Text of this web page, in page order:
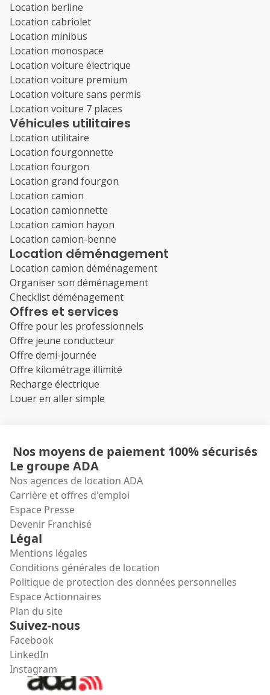
Location berline
Location cabriolet
Location minibus
Location monospace
Location voiture électrique
Location voiture premium
Location voiture sans permis
Location voiture 7 places
Véhicules utilitaires
Location utilitaire
Location fourgonnette
Location fourgon
Location grand fourgon
Location camion
Location camionnette
Location camion hayon
Location camion-benne
Location déménagement
Location camion déménagement
Organiser son déménagement
Checklist déménagement
Offres et services
Offre pour les professionnels
Offre jeune conducteur
Offre demi-journée
Offre kilométrage illimité
Recharge électrique
Louer en aller simple
Nos moyens de paiement 100% sécurisés
Le groupe ADA
Nos agences de location ADA
Carrière et offres d'emploi
Espace Presse
Devenir Franchisé
Légal
Mentions légales
Conditions générales de location
Politique de protection des données personnelles
Espace Actionnaires
Plan du site
Suivez-nous
Facebook
LinkedIn
Instagram